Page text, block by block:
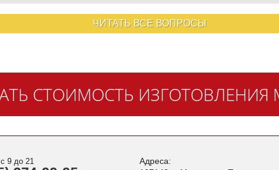
ЧИТАТЬ ВСЕ ВОПРОСЫ
СТОИМОСТЬ ИЗГОТОВЛЕНИЯ
9 до 21
Адреса: